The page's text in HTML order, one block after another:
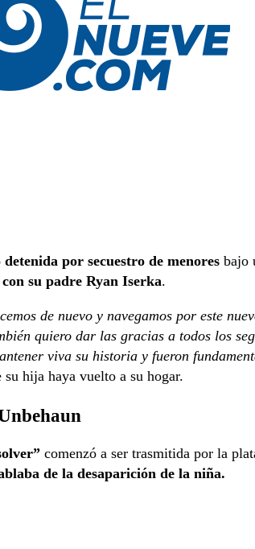
detenida por secuestro de menores bajo
su padre Ryan Iserka.
de nuevo y navegamos por este
quiero dar las gracias a todos los
viva su historia y fueron
su hija haya vuelto a su hogar.
comenzó a ser trasmitida por la
de la desaparición de la niña.